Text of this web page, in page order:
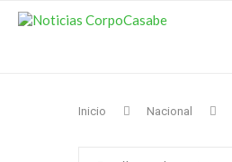
Inicio Nacional